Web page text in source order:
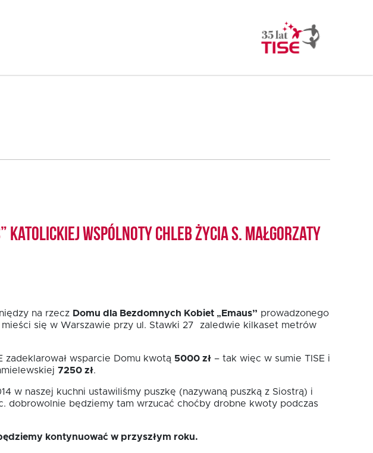
Katolickiej Wspólnoty Chleb Życia s. Małgorzaty
na rzecz Domu dla Bezdomnych Kobiet „Emaus” prowadzonego
mieści się w Warszawie przy ul. Stawki 27 zaledwie kilkaset metrów
zadeklarował wsparcie Domu kwotą 5000 zł – tak więc w sumie TISE i
7250 zł.
w naszej kuchni ustawiliśmy puszkę (nazywaną puszką z Siostrą) i
dobrowolnie będziemy tam wrzucać choćby drobne kwoty podczas
kontynuować w przyszłym roku.